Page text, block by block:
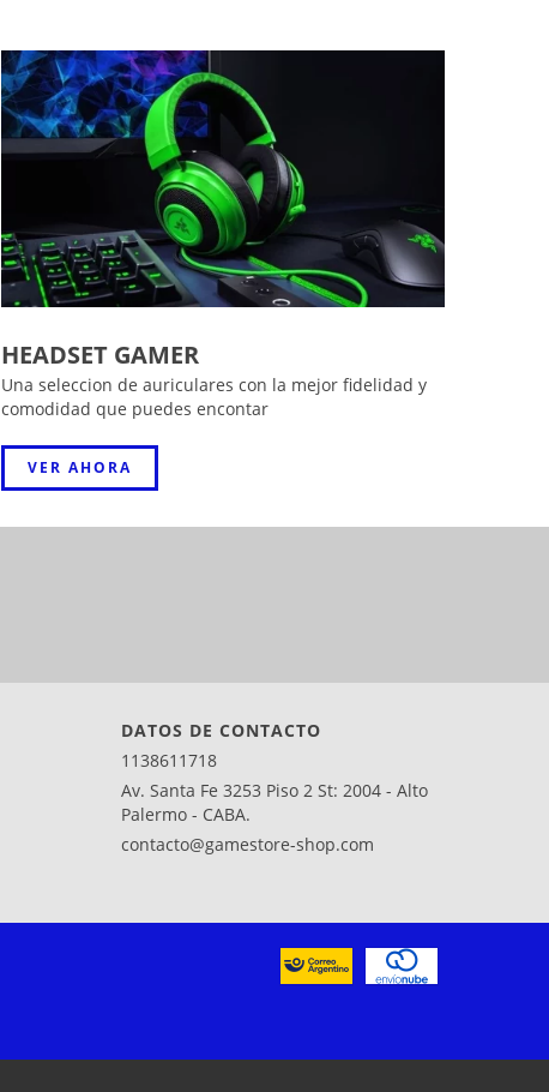
HEADSET GAMER
Una seleccion de auriculares con la mejor fidelidad y
comodidad que puedes encontar
VER AHORA
DATOS DE CONTACTO
1138611718
Av. Santa Fe 3253 Piso 2 St: 2004 - Alto
Palermo - CABA.
contacto@gamestore-shop.com